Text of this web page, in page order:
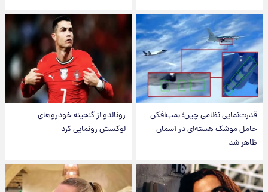
قدرت‌نمایی نظامی چین؛ بمب‌افکن
حامل موشک هسته‌ای در آسمان
ظاهر شد
رونالدو از گنجینه خودروهای
لوکسش رونمایی کرد